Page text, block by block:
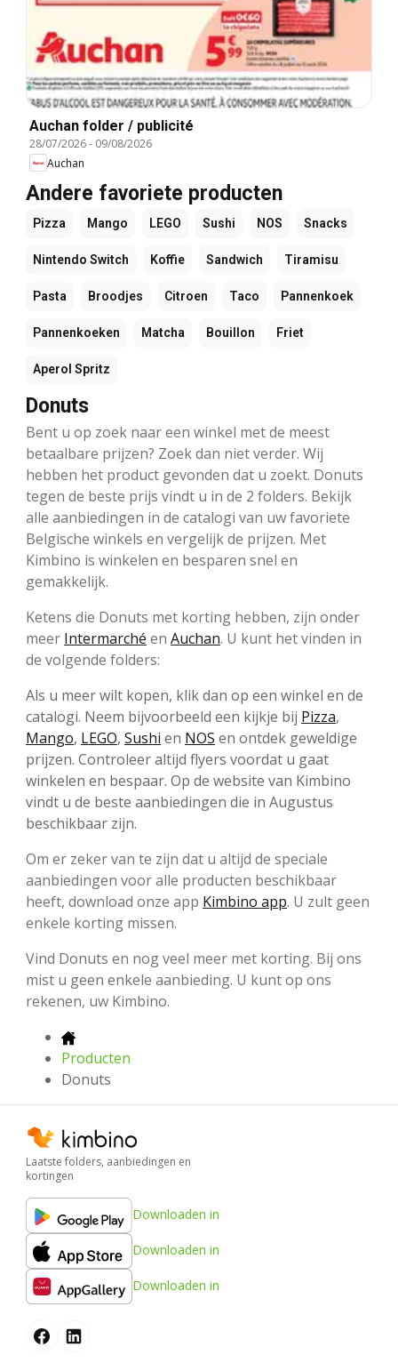
Auchan folder / publicité
28/07/2026- 09/08/2026
Auchan
Andere favoriete producten
Pizza Mango LEGO Sushi NOS Snacks
Nintendo Switch Koffie Sandwich Tiramisu
Pasta Broodjes Citroen Taco Pannenkoek
Pannenkoeken Matcha Bouillon Friet
Aperol Spritz
Donuts
Bent u op zoek naar een winkel met de meest
betaalbare prijzen? Zoek dan niet verder. Wij
hebben het product gevonden dat u zoekt. Donuts
tegen de beste prijs vindt u in de 2 folders. Bekijk
alle aanbiedingen in de catalogi van uw favoriete
Belgische winkels en vergelijk de prijzen. Met
Kimbino is winkelen en besparen snel en
gemakkelijk.
Ketens die Donuts met korting hebben, zijn onder
meer Intermarché en Auchan. U kunt het vinden in
de volgende folders:
Als u meer wilt kopen, klik dan op een winkel en de
catalogi. Neem bijvoorbeeld een kijkje bij Pizza,
Mango, LEGO, Sushi en NOS en ontdek geweldige
prijzen. Controleer altijd flyers voordat u gaat
winkelen en bespaar. Op de website van Kimbino
vindt u de beste aanbiedingen die in Augustus
beschikbaar zijn.
Om er zeker van te zijn dat u altijd de speciale
aanbiedingen voor alle producten beschikbaar
heeft, download onze app Kimbino app. U zult geen
enkele korting missen.
Vind Donuts en nog veel meer met korting. Bij ons
mist u geen enkele aanbieding. U kunt op ons
rekenen, uw Kimbino.
Producten
Donuts
Laatste folders, aanbiedingen en
kortingen
Downloaden in
Downloaden in
Downloaden in